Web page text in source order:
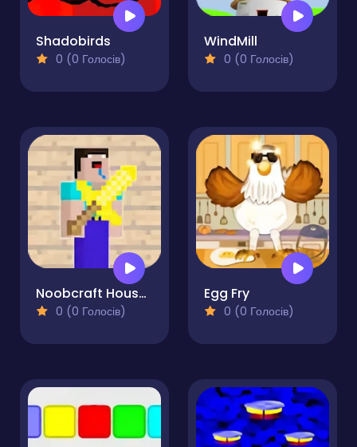
Shadobirds
0 (0 Голосів)
WindMill
0 (0 Голосів)
Noobcraft House Escape
0 (0 Голосів)
Egg Fry
0 (0 Голосів)